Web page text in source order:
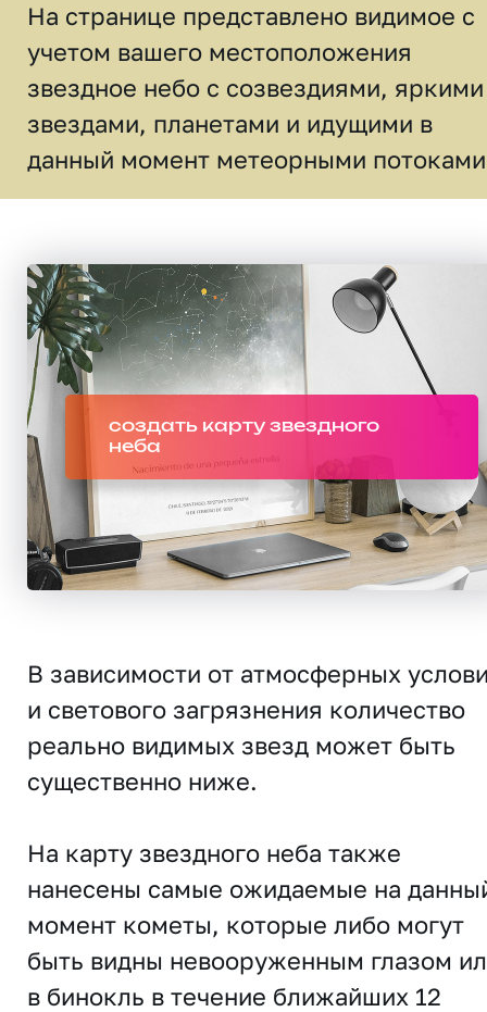
На странице представлено видимое c
учетом вашего местоположения
звездное небо c созвездиями, яркими
звездами, планетами и идущими в
данный момент метеорными
создать карту звездного
неба
В зависимости от атмосферных
и светового загрязнения количество
реально видимых звезд может быть
существенно ниже.
На карту звездного неба также
нанесены самые ожидаемые на
момент кометы, которые либо могут
быть видны невооруженным глазом
в бинокль в течение ближайших 12